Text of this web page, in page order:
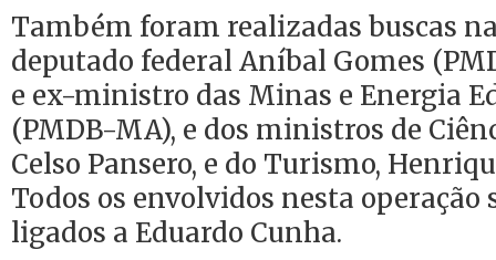
Também foram realizadas buscas
deputado federal Aníbal Gomes
e ex-ministro das Minas e Energia
(PMDB-MA), e dos ministros de
Celso Pansero, e do Turismo,
Todos os envolvidos nesta operação
ligados a Eduardo Cunha.